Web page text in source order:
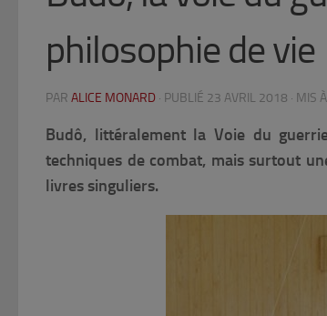
philosophie de vie
PAR ALICE MONARD · PUBLIÉ 23 AVRIL 2018 · MIS
Budô, littéralement la Voie du
techniques de combat, mais surtout
livres singuliers.